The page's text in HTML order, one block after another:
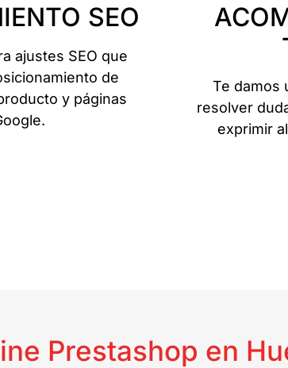
SEO
ajustes SEO que
de
y páginas
Te damos
resolver
exprimir
Prestashop en